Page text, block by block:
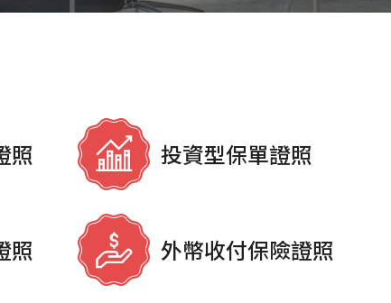
照 投資型保單證照
照 外幣收付保險證照